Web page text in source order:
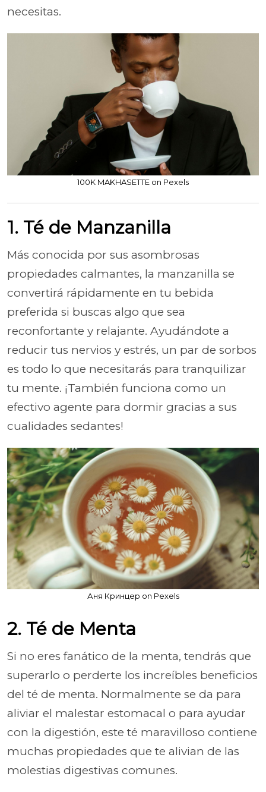
necesitas.
100K MAKHASETTE on Pexels
1. Té de Manzanilla
Más conocida por sus asombrosas
propiedades calmantes, la manzanilla se
convertirá rápidamente en tu bebida
preferida si buscas algo que sea
reconfortante y relajante. Ayudándote a
reducir tus nervios y estrés, un par de sorbos
es todo lo que necesitarás para tranquilizar
tu mente. ¡También funciona como un
efectivo agente para dormir gracias a sus
cualidades sedantes!
Аня Кринцер on Pexels
2. Té de Menta
Si no eres fanático de la menta, tendrás que
superarlo o perderte los increíbles beneficios
del té de menta. Normalmente se da para
aliviar el malestar estomacal o para ayudar
con la digestión, este té maravilloso contiene
muchas propiedades que te alivian de las
molestias digestivas comunes.